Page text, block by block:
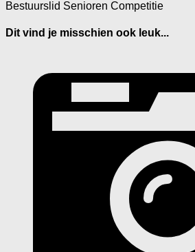
Bestuurslid Senioren Competitie
Dit vind je misschien ook leuk...